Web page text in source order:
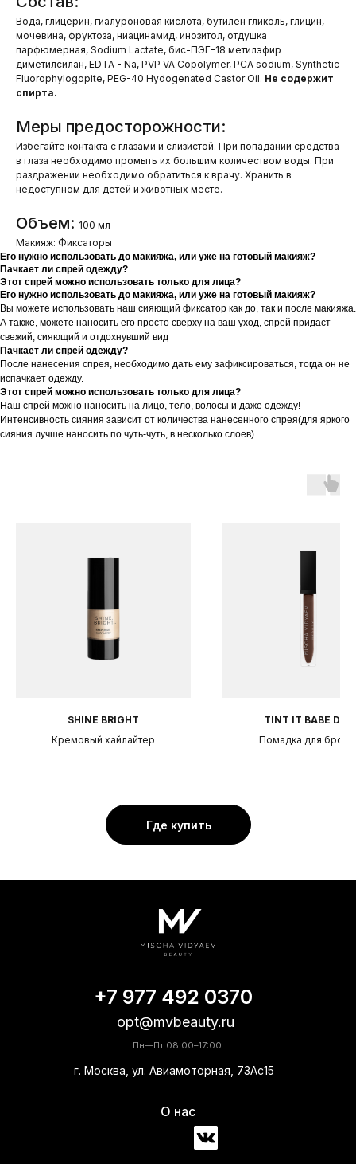
Вода, глицерин, гиалуроновая кислота, бутилен гликоль, глицин,
мочевина, фруктоза, ниацинамид, инозитол, отдушка
парфюмерная, Sodium Lactate, бис-ПЭГ-18 метилэфир
диметилсилан, EDTA - Na, PVP VA Copolymer, PCA sodium, Synthetic
Fluorophylogopite, PEG-40 Hydogenated Castor Oil. Не содержит
спирта.
Меры предосторожности:
Избегайте контакта с глазами и слизистой. При попадании средства
в глаза необходимо промыть их большим количеством воды. При
раздражении необходимо обратиться к врачу. Хранить в
недоступном для детей и животных месте.
Объем: 100 мл
Макияж: Фиксаторы
Его нужно использовать до макияжа, или уже на готовый макияж?
Пачкает ли спрей одежду?
Этот спрей можно использовать только для лица?
Его нужно использовать до макияжа, или уже на готовый макияж?
Вы можете использовать наш сияющий фиксатор как до, так и после макияжа.
А также, можете наносить его просто сверху на ваш уход, спрей придаст
свежий, сияющий и отдохнувший вид
Пачкает ли спрей одежду?
После нанесения спрея, необходимо дать ему зафиксироваться, тогда он не
испачкает одежду.
Этот спрей можно использовать только для лица?
Наш спрей можно наносить на лицо, тело, волосы и даже одежду!
Интенсивность сияния зависит от количества нанесенного спрея(для яркого
сияния лучше наносить по чуть-чуть, в несколько слоев)
SHINE BRIGHT
Кремовый хайлайтер
TINT IT BABE Dark
Помадка для
Где купить
г. Москва, ул. Авиамоторная, 73Ас15
opt@mvbeauty.ru
+7 977 492 0370
Пн—Пт 08:00–17:00
О нас